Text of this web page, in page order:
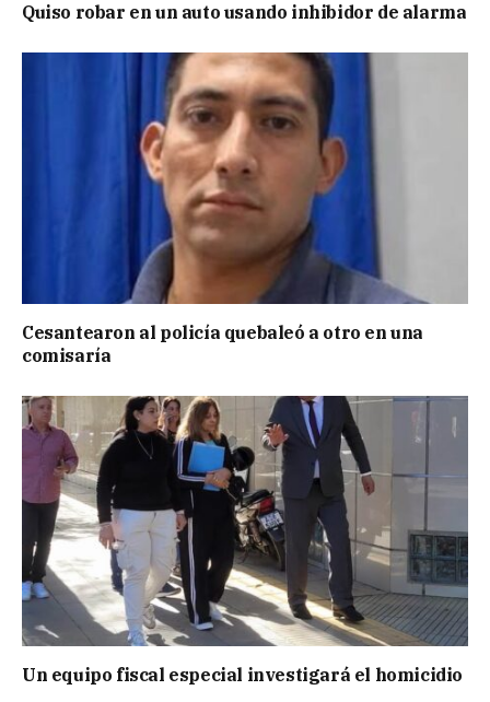
Quiso robar en un auto usando inhibidor de alarma
Cesantearon al policía quebaleó a otro en una
comisaría
Un equipo fiscal especial investigará el homicidio